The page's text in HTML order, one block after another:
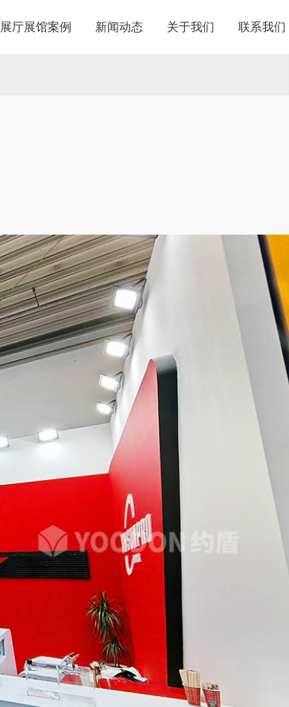
展厅展馆案例 新闻动态 关于我们 联系我们